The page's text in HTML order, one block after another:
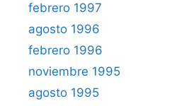
febrero 1997
agosto 1996
febrero 1996
noviembre 1995
agosto 1995